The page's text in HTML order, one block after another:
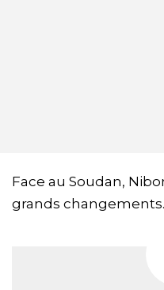
Face au Soudan,
grands changements.